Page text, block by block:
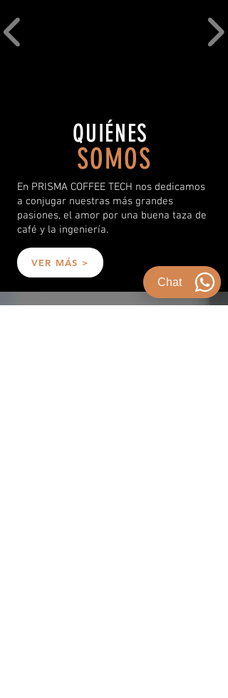
QUIÉNES
SOMOS
En PRISMA COFFEE TECH nos dedicamos
a conjugar nuestras más grandes
pasiones, el amor por una buena taza de
café y la ingeniería.
VER MÁS >
Chat